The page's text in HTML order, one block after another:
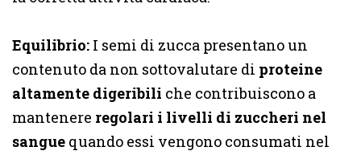
Equilibrio: I semi di zucca presentano un
contenuto da non sottovalutare di proteine
altamente digeribili che contribuiscono a
mantenere regolari i livelli di zuccheri nel
sangue quando essi vengono consumati nel